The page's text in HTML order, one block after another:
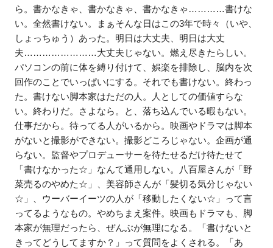
ら。書かなきゃ、書かなきゃ、書かなきゃ…………書けな
い。全然書けない。まぁそんな日はこの3年で時々（いや、
しょっちゅう）あった。明日は大丈夫、明日は大丈
夫……………………大丈夫じゃない。燃え尽きたらしい。
パソコンの前に体を縛り付けて、娯楽を排除し、脳内を次
回作のことでいっぱいにする。それでも書けない。終わっ
た。書けない脚本家はただの人。人としての価値すらな
い。終わりだ。さよなら。と、落ち込んでいる暇もない。
仕事だから。待ってる人がいるから。映画やドラマは脚本
がないと撮影ができない。撮影どころじゃない。企画が通
らない。監督やプロデューサーを待たせるだけ待たせて
「書けなかった☆」なんて通用しない。八百屋さんが「野
菜売るのやめた☆」、美容師さんが「髪切る気分じゃない
☆」、ウーバーイーツの人が「移動したくない☆」って言
ってるようなもの。やめちまえ案件。映画もドラマも、脚
本家が無理だったら、ぜんぶが無理になる。「書けないと
きってどうしてますか？」って質問をよくされる。「あ